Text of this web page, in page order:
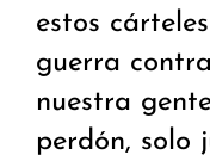
estos
guerra
nuestra
perdón, solo